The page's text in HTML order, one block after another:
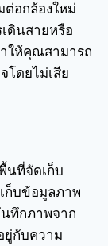
อกล้องใหม่
ดินสายหรือ
ให้คุณสามารถ
โดยไม่เสีย
นที่จัดเก็บ
ก็บข้อมูลภาพ
ทึกภาพจาก
ยู่กับความ